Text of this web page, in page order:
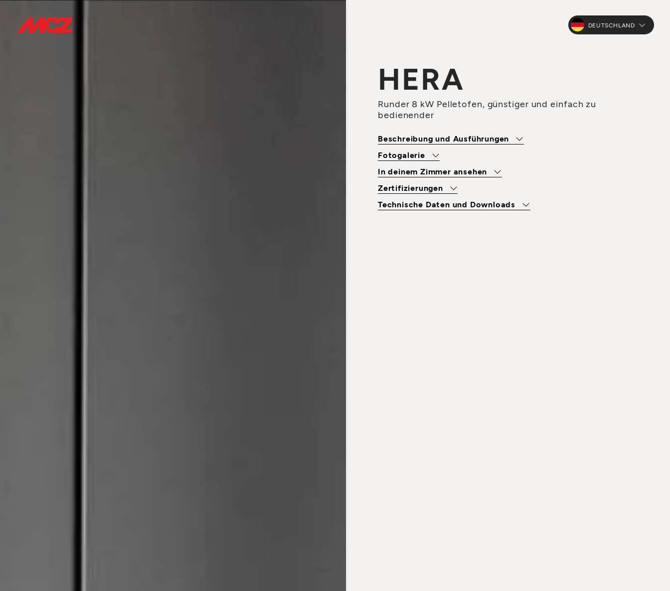
DEUTSCHLAND
HERA
Runder 8 kW Pelletofen, günstiger und einfach zu
bedienender
Beschreibung und Ausführungen
Fotogalerie
In deinem Zimmer ansehen
Zertifizierungen
Technische Daten und Downloads